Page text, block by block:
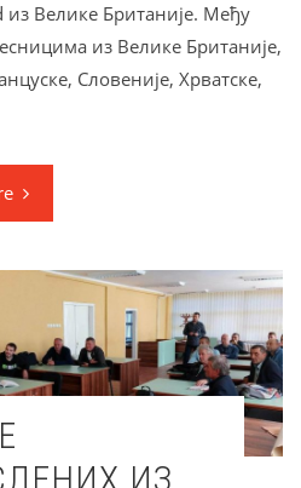
из Велике Британије. Међу
из Велике Британије,
Словеније, Хрватске,
ИЗ